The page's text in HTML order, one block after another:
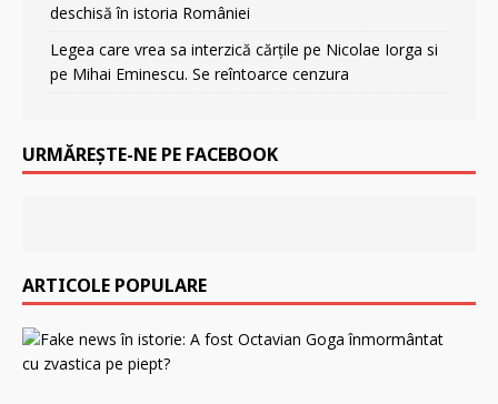
deschisă în istoria României
Legea care vrea sa interzică cărțile pe Nicolae Iorga si
pe Mihai Eminescu. Se reîntoarce cenzura
URMĂREȘTE-NE PE FACEBOOK
ARTICOLE POPULARE